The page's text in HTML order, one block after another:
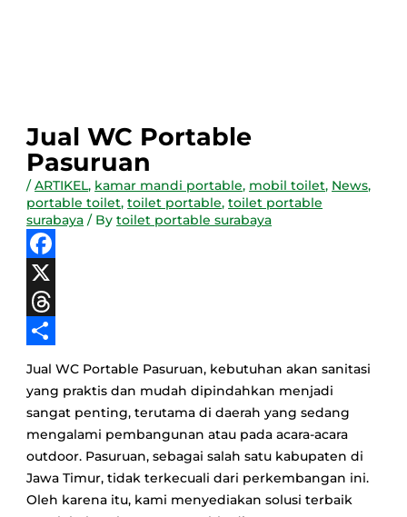
Jual WC Portable
Pasuruan
/ARTIKEL, kamar mandi portable, mobil toilet, News,
portable toilet,toilet portable,toilet portable
surabaya / Bytoilet portable surabaya
Facebook
X
Threads
Jual WC Portable Pasuruan, kebutuhan akan sanitasi
yang praktis dan mudah dipindahkan menjadi
sangat penting, terutama di daerah yang sedang
mengalami pembangunan atau pada acara-acara
outdoor. Pasuruan, sebagai salah satu kabupaten di
Jawa Timur, tidak terkecuali dari perkembangan ini.
Oleh karena itu, kami menyediakan solusi terbaik